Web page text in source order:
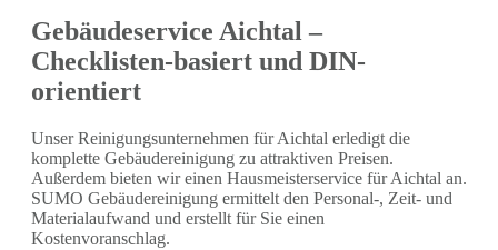
Gebäudeservice Aichtal –
Checklisten-basiert und DIN-
orientiert
Unser Reinigungsunternehmen für Aichtal erledigt die
komplette Gebäudereinigung zu attraktiven Preisen.
Außerdem bieten wir einen Hausmeisterservice für Aichtal an.
SUMO Gebäudereinigung ermittelt den Personal-, Zeit- und
Materialaufwand und erstellt für Sie einen
Kostenvoranschlag.